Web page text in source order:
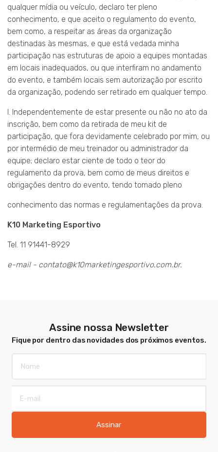
qualquer mídia ou veículo, declaro ter pleno
conhecimento, e que aceito o regulamento do evento,
bem como, a respeitar as áreas da organização
destinadas às mesmas, e que está vedada minha
participação nas estruturas de apoio a equipes montadas
em locais inadequados, ou que interfiram no andamento
do evento, e também locais sem autorização por escrito
da organização, podendo ser retirado em qualquer tempo.
l. Independentemente de estar presente ou não no ato da
inscrição, bem como da retirada de meu kit de
participação, que fora devidamente celebrado por mim, ou
por intermédio de meu treinador ou administrador da
equipe; declaro estar ciente de todo o teor do
regulamento da prova, bem como de meus direitos e
obrigações dentro do evento, tendo tomado pleno
conhecimento das normas e regulamentações da prova.
K10 Marketing Esportivo
Tel. 11 91441-8929
e-mail - contato@k10marketingesportivo.com.br.
Assine nossa Newsletter
Fique por dentro das novidades dos próximos eventos.
Assinar